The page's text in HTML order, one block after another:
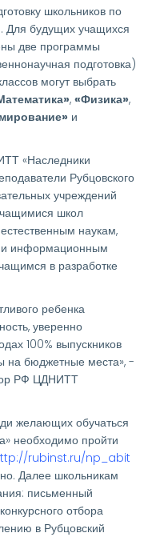
школьников по
Для будущих учащихся
две программы
подготовка)
могут выбрать
, «Физика»,
и
«Наследники
Рубцовского
учреждений
школ
наукам,
и информационным
в разработке
ребенка
уверенно
100% выпускников
на бюджетные места», -
РФ ЦДНИТТ
желающих обучаться
необходимо пройти
rubinst.ru/np_abit
Далее школьникам
письменный
отбора
в Рубцовский